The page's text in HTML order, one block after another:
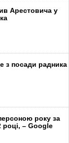
Арестовича у
з посади радника
року за
році, – Google